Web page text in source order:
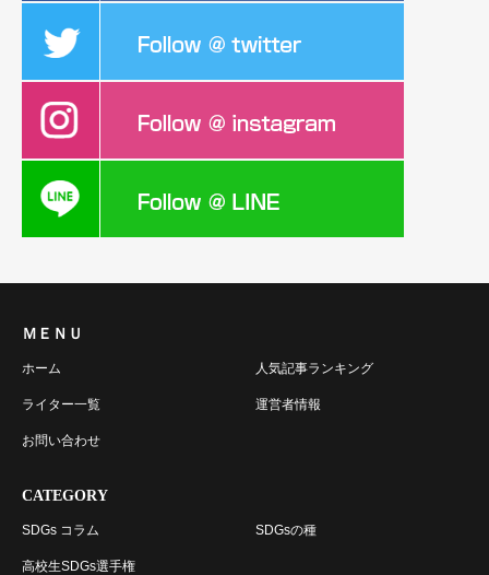
ＭＥＮＵ
ホーム 人気記事ランキング
ライター一覧 運営者情報
お問い合わせ
CATEGORY
SDGs コラム SDGsの種
高校生SDGs選手権